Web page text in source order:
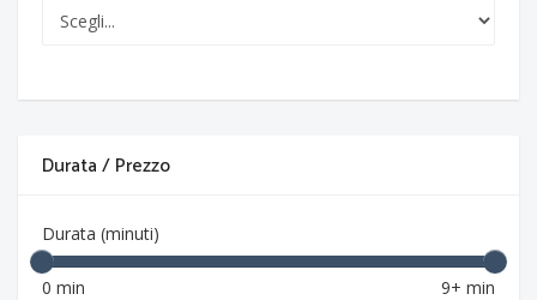
Durata / Prezzo
Durata (minuti)
0 min 9+ min